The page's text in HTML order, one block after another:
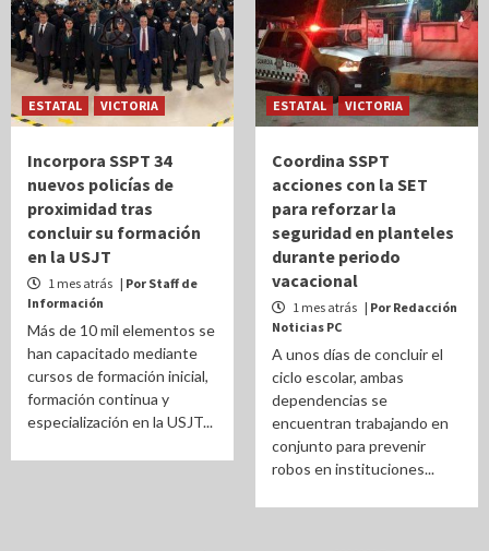
ESTATAL VICTORIA
Incorpora SSPT 34
nuevos policías de
proximidad tras
concluir su formación
en la USJT
1 mes atrás | Por Staff de
Información
Más de 10 mil elementos se
han capacitado mediante
cursos de formación inicial,
formación continua y
especialización en la USJT...
ESTATAL VICTORIA
Coordina SSPT
acciones con la SET
para reforzar la
seguridad en planteles
durante periodo
vacacional
1 mes atrás | Por Redacción
Noticias PC
A unos días de concluir el
ciclo escolar, ambas
dependencias se
encuentran trabajando en
conjunto para prevenir
robos en instituciones...